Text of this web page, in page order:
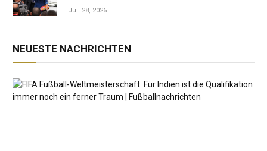
Jahrzehnt der Instabilität zu beenden
Juli 28, 2026
NEUESTE NACHRICHTEN